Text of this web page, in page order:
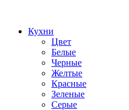
Кухни
Цвет
Белые
Черные
Желтые
Красные
Зеленые
Серые